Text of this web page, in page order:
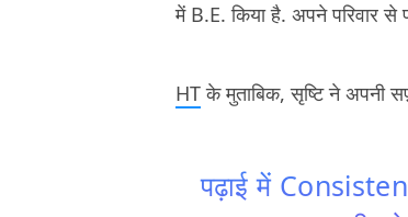
में B.E. किया है. अपने परिवार से
HTके मुताबिक, सृष्टि ने अपनी
पढ़ाई में